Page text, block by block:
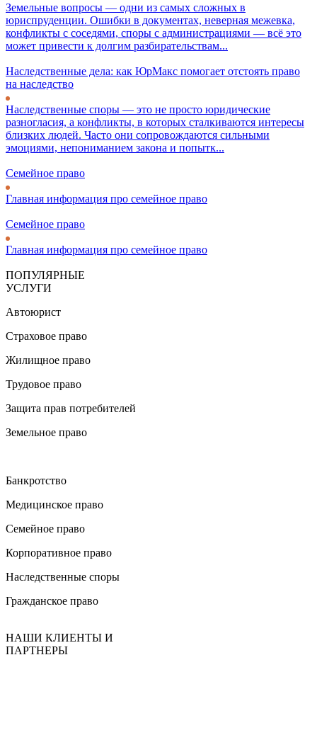
Земельные вопросы — одни из самых сложных в
юриспруденции. Ошибки в документах, неверная межевка,
конфликты с соседями, споры с администрациями — всё это
может привести к долгим разбирательствам...
Наследственные дела: как ЮрМакс помогает отстоять право
на наследство
Наследственные споры — это не просто юридические
разногласия, а конфликты, в которых сталкиваются интересы
близких людей. Часто они сопровождаются сильными
эмоциями, непониманием закона и попытк...
Семейное право
Главная информация про семейное право
Семейное право
Главная информация про семейное право
ПОПУЛЯРНЫЕ
УСЛУГИ
Автоюрист
Страховое право
Жилищное право
Трудовое право
Защита прав потребителей
Земельное право
Банкротство
Медицинское право
Семейное право
Корпоративное право
Наследственные споры
Гражданское право
НАШИ КЛИЕНТЫ И
ПАРТНЕРЫ